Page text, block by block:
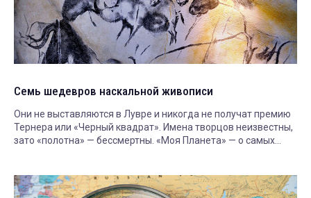
Семь шедевров наскальной живописи
Они не выставляются в Лувре и никогда не получат премию
Тернера или «Черный квадрат». Имена творцов неизвестны,
зато «полотна» — бессмертны. «Моя Планета» — о самых